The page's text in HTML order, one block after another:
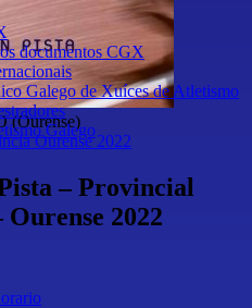
documentos CGX
Galego de Xuíces de Atletismo
Galego
(Ourense)
Ourense 2022
– Provincial
2022